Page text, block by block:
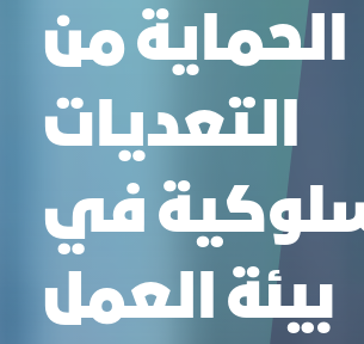
الحماية من
التعديات
في
بيئة العمل